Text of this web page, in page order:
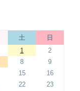
土
日
1
2
8
9
15
16
22
23